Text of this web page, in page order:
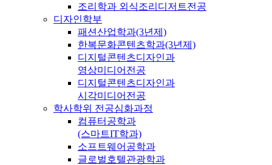
조리학과 외식조리디저트전공
디자인학부
패션산업학과(3년제)
한복문화콘텐츠학과(3년제)
디지털콘텐츠디자인과
영상미디어전공
디지털콘텐츠디자인과
시각미디어전공
학사학위 전공심화과정
컴퓨터공학과
(스마트IT학과)
소프트웨어공학과
글로벌호텔관광학과